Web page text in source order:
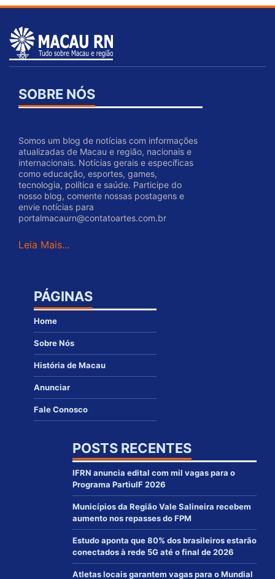
SOBRE NÓS
Somos um blog de notícias com informações
atualizadas de Macau e região, nacionais e
internacionais. Notícias gerais e específicas
como educação, esportes, games,
tecnologia, política e saúde. Participe do
nosso blog, comente nossas postagens e
envie notícias para
portalmacaurn@contatoartes.com.br
Leia Mais...
PÁGINAS
Home
Sobre Nós
História de Macau
Anunciar
Fale Conosco
POSTS RECENTES
IFRN anuncia edital com mil vagas para o
Programa PartiuIF 2026
Municípios da Região Vale Salineira recebem
aumento nos repasses do FPM
Estudo aponta que 80% dos brasileiros estarão
conectados à rede 5G até o final de 2026
Atletas locais garantem vagas para o Mundial